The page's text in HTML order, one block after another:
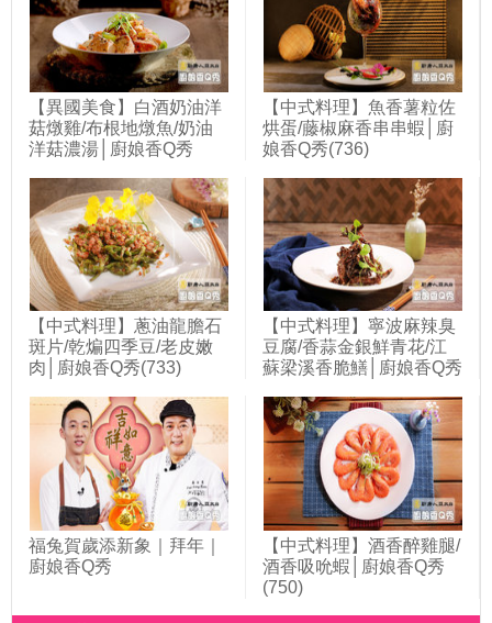
【異國美食】白酒奶油洋
菇燉雞/布根地燉魚/奶油
洋菇濃湯│廚娘香Q秀
【中式料理】魚香薯粒佐
烘蛋/藤椒麻香串串蝦│廚
娘香Q秀(736)
【中式料理】蔥油龍膽石
斑片/乾煸四季豆/老皮嫩
肉│廚娘香Q秀(733)
【中式料理】寧波麻辣臭
豆腐/香蒜金銀鮮青花/江
蘇梁溪香脆鱔│廚娘香Q秀
福兔賀歲添新象｜拜年｜
廚娘香Q秀
【中式料理】酒香醉雞腿/
酒香吸吮蝦│廚娘香Q秀
(750)